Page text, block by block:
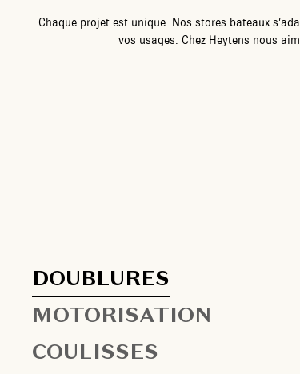
Chaque projet est unique. Nos stores bateaux
vos usages. Chez Heytens nous
DOUBLURES
MOTORISATION
COULISSES